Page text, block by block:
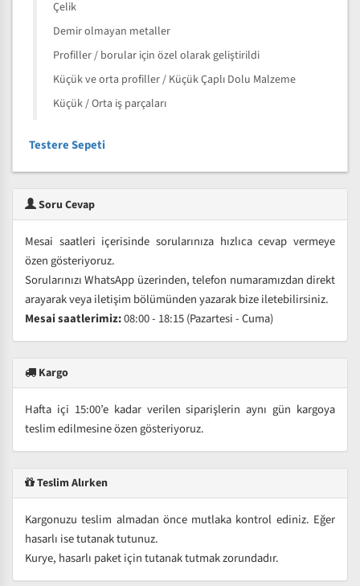
Çelik
Demir olmayan metaller
Profiller / borular için özel olarak geliştirildi
Küçük ve orta profiller / Küçük Çaplı Dolu Malzeme
Küçük / Orta iş parçaları
Testere Sepeti
Soru Cevap
Mesai saatleri içerisinde sorularınıza hızlıca cevap vermeye
özen gösteriyoruz.
Sorularınızı WhatsApp üzerinden, telefon numaramızdan direkt
arayarak veya iletişim bölümünden yazarak bize iletebilirsiniz.
Mesai saatlerimiz:08:00 - 18:15 (Pazartesi - Cuma)
Kargo
Hafta içi 15:00’e kadar verilen siparişlerin aynı gün kargoya
teslim edilmesine özen gösteriyoruz.
Teslim Alırken
Kargonuzu teslim almadan önce mutlaka kontrol ediniz. Eğer
hasarlı ise tutanak tutunuz.
Kurye, hasarlı paket için tutanak tutmak zorundadır.